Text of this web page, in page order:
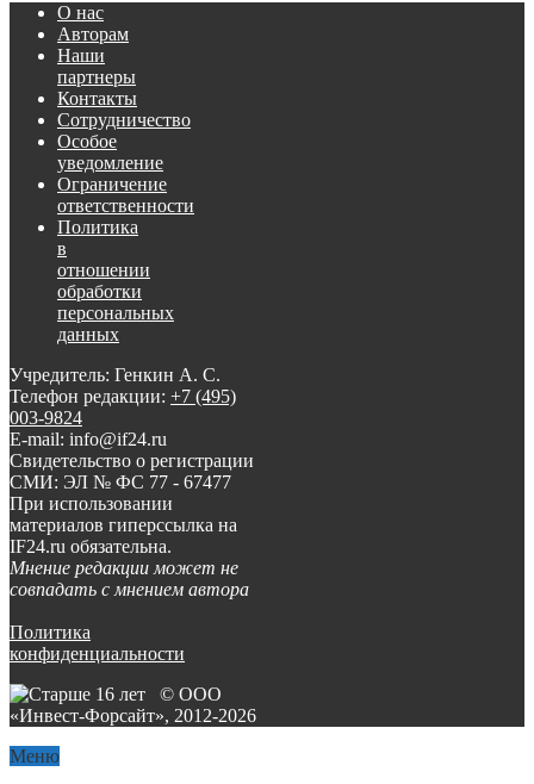
О нас
Авторам
Наши
партнеры
Контакты
Сотрудничество
Особое
уведомление
Ограничение
ответственности
Политика
в
отношении
обработки
персональных
данных
Учредитель: Генкин А. С.
Телефон редакции: +7 (495)
003-9824
E-mail: info@if24.ru
Свидетельство о регистрации
СМИ: ЭЛ № ФС 77 - 67477
При использовании
материалов гиперссылка на
IF24.ru обязательна.
Мнение редакции может не
совпадать с мнением автора
Политика
конфиденциальности
© ООО
«Инвест-Форсайт», 2012-2026
Меню